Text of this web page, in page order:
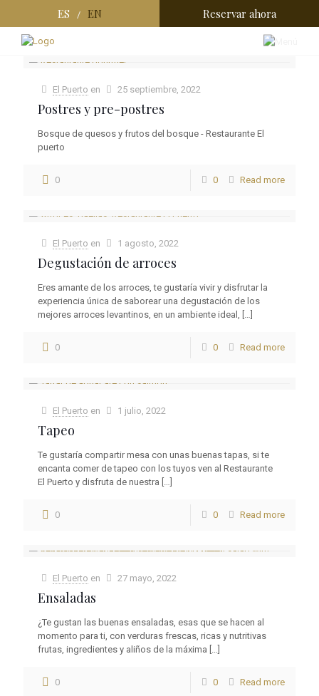
ES / EN Reservar ahora
Categorías Authors Show all
El Puerto en 25 septiembre, 2022
Postres y pre-postres
Bosque de quesos y frutos del bosque - Restaurante El
puerto
0 0 Read more
El Puerto en 1 agosto, 2022
Degustación de arroces
Eres amante de los arroces, te gustaría vivir y disfrutar la
experiencia única de saborear una degustación de los
mejores arroces levantinos, en un ambiente ideal, […]
0 0 Read more
El Puerto en 1 julio, 2022
Tapeo
Te gustaría compartir mesa con unas buenas tapas, si te
encanta comer de tapeo con los tuyos ven al Restaurante
El Puerto y disfruta de nuestra […]
0 0 Read more
El Puerto en 27 mayo, 2022
Ensaladas
¿Te gustan las buenas ensaladas, esas que se hacen al
momento para ti, con verduras frescas, ricas y nutritivas
frutas, ingredientes y aliños de la máxima […]
0 0 Read more